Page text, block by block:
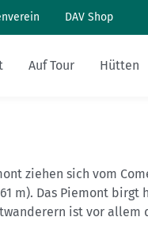
DAV Shop
Auf Tour Hütten
ziehen sich vom
m). Das Piemont
ist vor